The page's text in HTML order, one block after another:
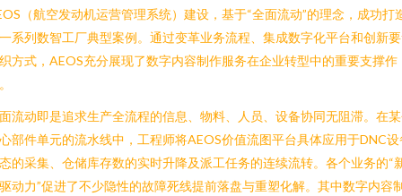
（航空发动机运营管理系统）建设，基于“全面流动”的理念，成功打
系列数智工厂典型案例。通过变革业务流程、集成数字化平台和创新
方式，AEOS充分展现了数字内容制作服务在企业转型中的重要支撑作
流动即是追求生产全流程的信息、物料、人员、设备协同无阻滞。在
部件单元的流水线中，工程师将AEOS价值流图平台具体应用于DNC设
的采集、仓储库存数的实时升降及派工任务的连续流转。各个业务的“
动力”促进了不少隐性的故障死线提前落盘与重塑化解。其中数字内容